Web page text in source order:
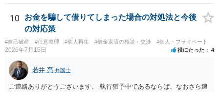
がいいとは思います。 そもそも、特殊詐欺関係なく旦那さんの行為
は法に触れる可能性もあります。 ＞100万を支払わず穏便に和解する
ことは可能でしょうか？ →一般的には難しいです。相談者さんも１０
たら、 できるだけ重い刑罰を与えて欲しい、と思われるのではない
でしょうか。 ＞弁護士さんに入ってもらうことで支払額が下がること
はありますか？ そこはあり得ます、ただ、弁護士費用かけるならその
分賠償に回すことも考えられるので、 兼ね合いは考えてみましょう。
10
お金を騙して借りてしまった場合の対処法と今後
の対応策
#自己破産 #任意整理 #個人再生 #借金返済の相談・交渉 #個人・プライベート
2026年7月15日 役にたった 4
若井 亮 弁護士
ご連絡ありがとうございます。 執行猶予中であるならば、なおさら速